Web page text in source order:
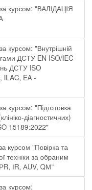
курсом: "ВАЛІДАЦІЯ
курсом: "Внутрішній
ДСТУ EN ISO/IEC
ДСТУ ISO
ILAC, EA -
курсом: "Підготовка
діагностичних)
15189:2022"
курсом "Повірка та
техніки за обраним
ІR, АUV, QМ"
курсом: